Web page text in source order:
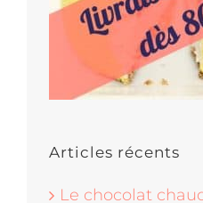
Articles récents
Le chocolat